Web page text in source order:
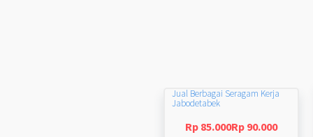
Jual Berbagai Seragam Kerja
Jabodetabek
Rp 85.000Rp 90.000